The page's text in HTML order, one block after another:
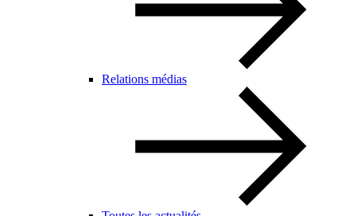
Relations médias